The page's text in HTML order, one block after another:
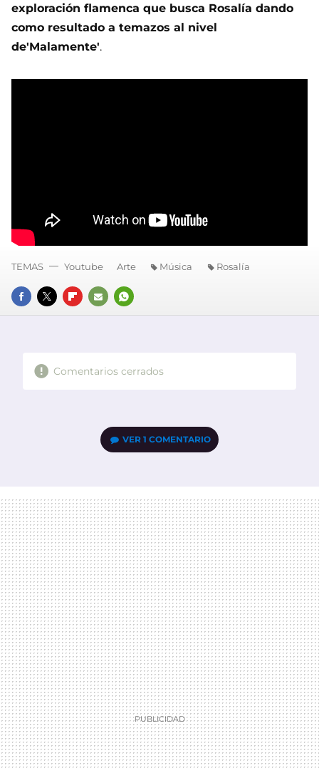
exploración flamenca que busca Rosalía dando
como resultado a temazos al nivel
de'Malamente'.
FACEBOOK
TWITTERFLIPBOARD
E-
WHATSAPP
TEMAS Youtube Arte Música Rosalía
Comentarios cerrados
VER1 COMENTARIO